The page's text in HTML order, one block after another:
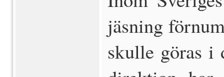
jäsning
skulle göras i